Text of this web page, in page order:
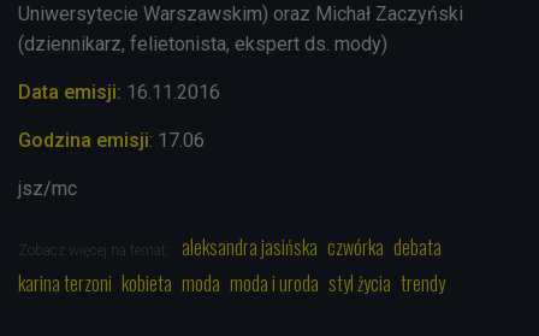
Uniwersytecie Warszawskim) oraz Michał Zaczyński
(dziennikarz, felietonista, ekspert ds. mody)
Data emisji: 16.11.2016
Godzina emisji: 17.06
jsz/mc
Zobacz więcej na temat: aleksandra jasińska czwórka debata
karina terzoni kobieta moda moda i uroda styl życia trendy